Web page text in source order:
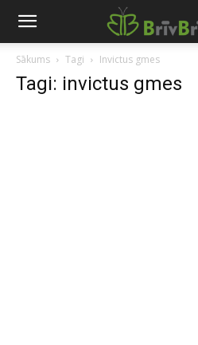
Sākums Tagi Invictus gmes
Tagi: invictus gmes